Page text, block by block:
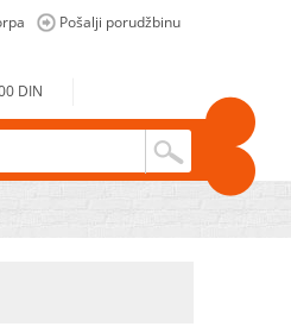
DIN
Pošalji porudžbinu